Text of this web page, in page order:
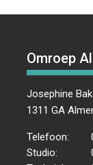
Omroep
Josephine
1311 GA
Telefoon:
Studio: